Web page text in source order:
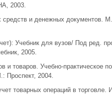
2003.
и денежных документов.
Учебник для вузов/ Под ред.
2005.
и товаров. Учебно-практическое
Проспект, 2004.
товарных операций в торговле.